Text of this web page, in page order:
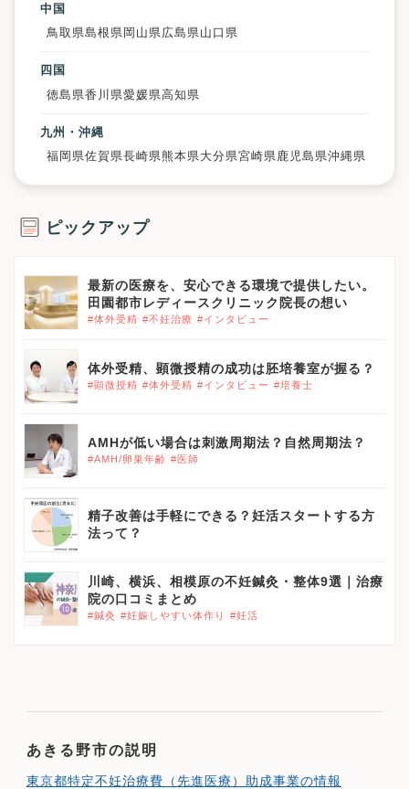
中国
鳥取県島根県 岡山県広島県山口県
四国
徳島県香川県愛媛県高知県
九州・沖縄
福岡県佐賀県長崎県熊本県大分県宮崎県鹿児島県沖縄県
ピックアップ
最新の医療を、安心できる環境で提供したい。
田園都市レディースクリニック院長の想い
#体外受精 #不妊治療 #インタビュー
体外受精、顕微授精の成功は胚培養室が握る？
#顕微授精 #体外受精 #インタビュー #培養士
AMHが低い場合は刺激周期法？自然周期法？
#AMH/卵巣年齢 #医師
精子改善は手軽にできる？妊活スタートする方
法って？
川崎、横浜、相模原の不妊鍼灸・整体9選｜治療
院の口コミまとめ
#鍼灸 #妊娠しやすい体作り #妊活
あきる野市の説明
東京都特定不妊治療費（先進医療）助成事業の情報